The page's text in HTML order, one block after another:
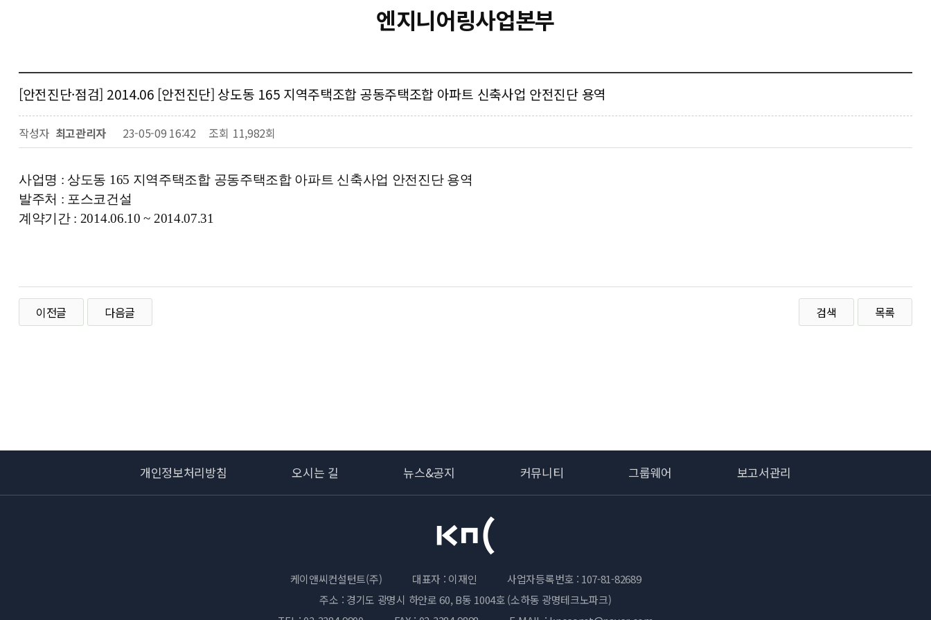
엔지니어링사업본부
[안전진단·점검] 2014.06 [안전진단] 상도동 165 지역주택조합 공동주택조합 아파트 신축사업 안전진단 용역
작성자 최고관리자 23-05-09 16:42 조회 11,982회
사업명 : 상도동 165 지역주택조합 공동주택조합 아파트 신축사업 안전진단 용역
발주처 : 포스코건설
계약기간 : 2014.06.10 ~ 2014.07.31
이전글 다음글 검색 목록
개인정보처리방침 오시는 길 뉴스&공지 커뮤니티 그룹웨어 보고서관리
케이앤씨컨설턴트(주) 대표자 : 이재인
사업자등록번호 : 107-81-82689
주소 : 경기도 광명시 하안로 60, B동 1004호 (소하동 광명테크노파크)